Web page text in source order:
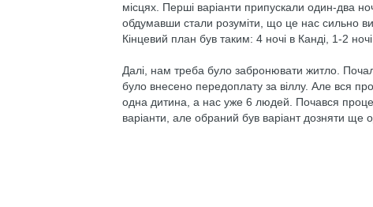
місцях. Перші варіанти припускали один-два
обдумавши стали розуміти, що це нас сильно
Кінцевий план був таким: 4 ночі в Канді, 1-2
Далі, нам треба було забронювати житло.
було внесено передоплату за віллу. Але вся
одна дитина, а нас уже 6 людей. Почався
варіанти, але обраний був варіант дозняти ще